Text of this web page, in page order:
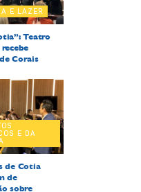
E LAZER
Teatro
Corais
E DA
de Cotia
de
sobre